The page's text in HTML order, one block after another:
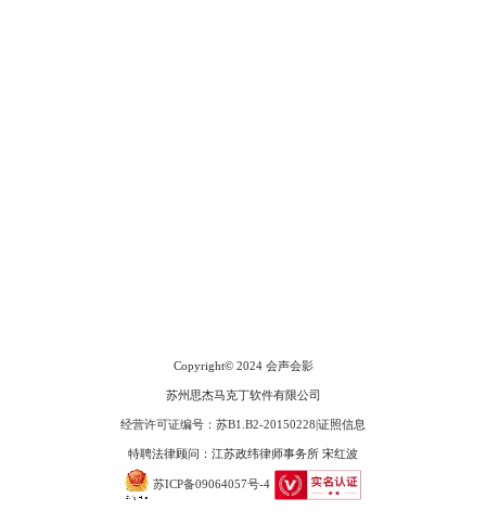
Copyright© 2024 会声会影
苏州思杰马克丁软件有限公司
经营许可证编号：苏B1.B2-20150228 证照信息
特聘法律顾问：江苏政纬律师事务所 宋红波
苏ICP备09064057号-4